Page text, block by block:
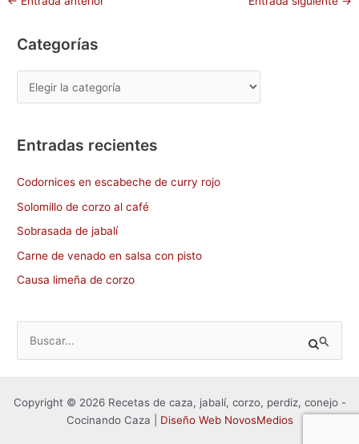
Categorías
Entradas recientes
Codornices en escabeche de curry rojo
Solomillo de corzo al café
Sobrasada de jabalí
Carne de venado en salsa con pisto
Causa limeña de corzo
c
Copyright © 2026 Recetas de caza, jabalí, corzo, perdiz, conejo -
Cocinando Caza | Diseño Web NovosMedios